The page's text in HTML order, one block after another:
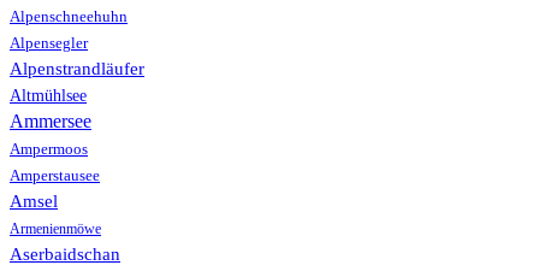
Alpenschneehuhn
Alpensegler
Alpenstrandläufer
Altmühlsee
Ammersee
Ampermoos
Amperstausee
Amsel
Armenienmöwe
Aserbaidschan